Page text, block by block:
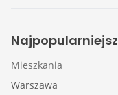
Mieszkania
Warszawa